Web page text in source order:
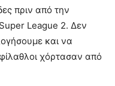
πριν από την
League 2. Δεν
και να
χόρτασαν από